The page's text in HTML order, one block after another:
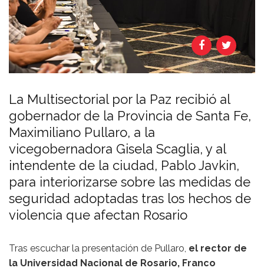
La Multisectorial por la Paz recibió al
gobernador de la Provincia de Santa Fe,
Maximiliano Pullaro, a la
vicegobernadora Gisela Scaglia, y al
intendente de la ciudad, Pablo Javkin,
para interiorizarse sobre las medidas de
seguridad adoptadas tras los hechos de
violencia que afectan Rosario
Tras escuchar la presentación de Pullaro, el rector de
la Universidad Nacional de Rosario, Franco